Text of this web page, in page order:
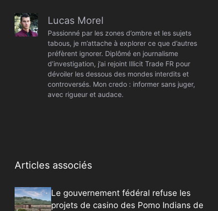
Lucas Morel
Passionné par les zones d’ombre et les sujets
tabous, je m’attache à explorer ce que d’autres
préfèrent ignorer. Diplômé en journalisme
d’investigation, j’ai rejoint Illicit Trade FR pour
dévoiler les dessous des mondes interdits et
controversés. Mon credo : informer sans juger,
avec rigueur et audace.
Articles associés
Le gouvernement fédéral refuse les
projets de casino des Pomo Indians de